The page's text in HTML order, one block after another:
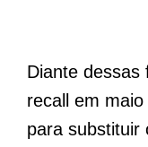
Diante dessas
recall em
para substituir